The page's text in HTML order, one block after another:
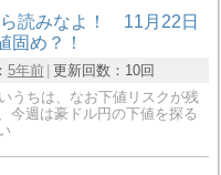
読みなよ！ 11月22日
固め？！
5年前 更新回数： 10回
うちは、なお下値リスクが残
今週は豪ドル円の下値を探る